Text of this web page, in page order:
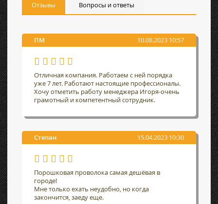
Отзывы Вопросы и ответы
ПМ 10.08.2023 10:57
Отличная компания. Работаем с ней порядка
уже 7 лет. Работают настоящие профессионалы.
Хочу отметить работу менеджера Игоря-очень
грамотный и компетентный сотрудник.
Степан 15.04.2023 10:30
Порошковая проволока самая дешёвая в
городе!
Мне только ехать неудобно, но когда
закончится, заеду еще.